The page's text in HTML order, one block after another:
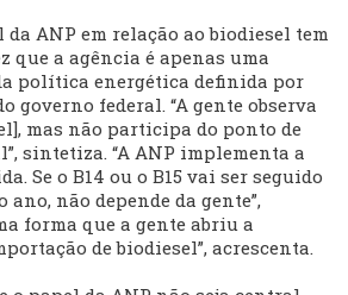
da ANP em relação ao biodiesel tem
que a agência é apenas uma
política energética definida por
governo federal. “A gente observa
mas não participa do ponto de
sintetiza. “A ANP implementa a
Se o B14 ou o B15 vai ser seguido
não depende da gente”,
forma que a gente abriu a
de biodiesel”, acrescenta.